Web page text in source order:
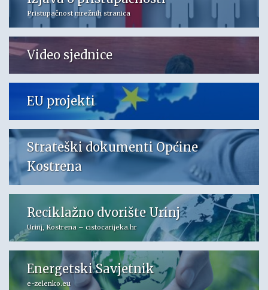
Pristupačnost mrežnih stranica
Video sjednice
EU projekti
Strateški dokumenti Općine
Kostrena
Reciklažno dvorište Urinj
Urinj, Kostrena – cistocarijeka.hr
Energetski Savjetnik
e-zelenko.eu